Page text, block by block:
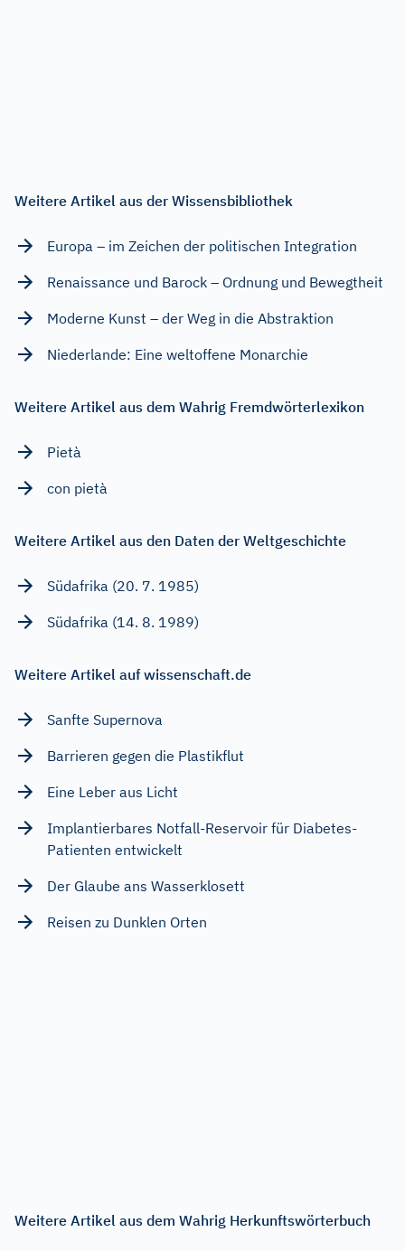
Weitere Artikel aus der Wissensbibliothek
Europa – im Zeichen der politischen Integration
Renaissance und Barock – Ordnung und Bewegtheit
Moderne Kunst – der Weg in die Abstraktion
Niederlande: Eine weltoffene Monarchie
Weitere Artikel aus dem Wahrig Fremdwörterlexikon
Pietà
con pietà
Weitere Artikel aus den Daten der Weltgeschichte
Südafrika (20. 7. 1985)
Südafrika (14. 8. 1989)
Weitere Artikel auf wissenschaft.de
Sanfte Supernova
Barrieren gegen die Plastikflut
Eine Leber aus Licht
Implantierbares Notfall-Reservoir für Diabetes-
Patienten entwickelt
Der Glaube ans Wasserklosett
Reisen zu Dunklen Orten
Weitere Artikel aus dem Wahrig Herkunftswörterbuch